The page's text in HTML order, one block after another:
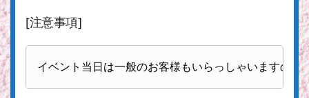
[注意事項]
イベント当日は一般のお客様もいらっしゃいますの